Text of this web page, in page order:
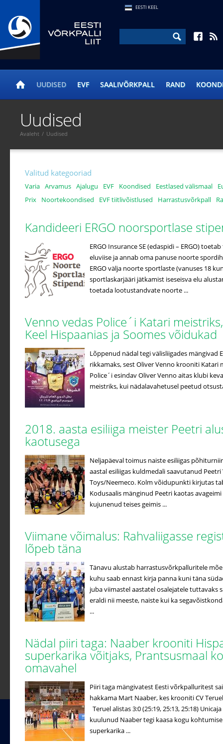
EESTI KEEL
UUDISED EVF SAALIVÕRKPALL RAND
Valitud kategooriad
Varia Arvamus Ajalugu EVF Koondised Eestlased välismaal
Prix
Noortekoondised EVF tiitlivõistlused Harrastusvõrkpall
Kandideeri ERGO noorsportlase
ERGO Insurance SE (edaspidi – ERGO)
eluviise ja annab oma panuse noorte
ERGO välja noorte sportlaste (vanuses 18
sportlaskarjääri jätkamist iseseisva elu
toetada lootustandvate noorte ...
Venno vedas Police´i Katari
Keel Hispaanias ja Soomes võidukad
Lõppenud nädal tegi välisliigades
rikkamaks, sest Oliver Venno krooniti Katari
Police´i esindav Oliver Venno aitas klubi
meistriks, kui nädalavahetusel peetud
2018. aasta esiliiga meister Peetri
kaotusega
Neljapäeval toimus naiste esiliigas
aastal esiliigas kuldmedali saavutanud
Toys/Neemeco. Kolm võidupunkti kirjutas
Kodusaalis mänginud Peetri kaotas
kujunenud teises geimis ...
Viimane võimalus: Rahvaliigasse
lõpeb täna
Tänavu alustab harrastusvõrkpalluritele
kuhu saab ennast kirja panna kuni täna
juba viimastel aastatel osalejatele tuttavaks
eraldi nii meeste, naiste kui ka
...
Nädal piiri taga: Naaber krooniti
superkarika võitjaks, Prantsusmaal
omavahel
Piiri taga mängivatest Eesti võrkpalluritest
hakkama Mart Naaber, kes krooniti CV
Teruel alistas 3:0 (25:19, 25:13, 25:18)
kuulunud Naaber tegi kaasa kogu
superkarika ...
Uudised
Avaleht / Uudised